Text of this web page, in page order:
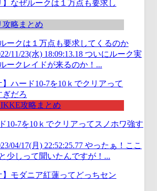
攻略まとめ
ークは１万点も要求してくるのか
11/23(水) 18:09:13.18 ついにルーク実
ークレイドが来るのか！...
攻略まとめ
10-7を10ｋでクリアってスノホワ強す
04/17(月) 22:52:25.77 やったぁ！ここ
少しって聞いたんですが！...